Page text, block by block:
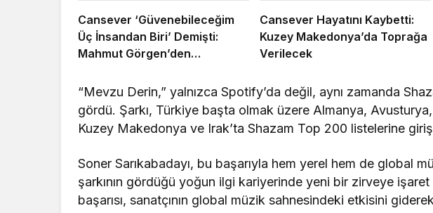
Cansever ‘Güvenebileceğim
Üç İnsandan Biri’ Demişti:
Mahmut Görgen’den
Cansever Hayatını Kaybetti:
Kuzey Makedonya’da Toprağa
Verilecek
“Mevzu Derin,” yalnızca Spotify’da değil, aynı zamanda
gördü. Şarkı, Türkiye başta olmak üzere Almanya,
Kuzey Makedonya ve Irak’ta Shazam Top 200 listelerine giriş
Soner Sarıkabadayı, bu başarıyla hem yerel hem de global
şarkının gördüğü yoğun ilgi kariyerinde yeni bir zirveye
başarısı, sanatçının global müzik sahnesindeki etkisini